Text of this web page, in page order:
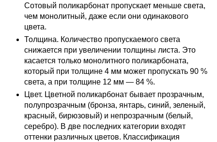
Сотовый поликарбонат пропускает меньше света,
чем монолитный, даже если они одинакового
цвета.
Толщина. Количество пропускаемого света
снижается при увеличении толщины листа. Это
касается только монолитного поликарбоната,
который при толщине 4 мм может пропускать 90 %
света, а при толщине 12 мм — 84 %.
Цвет. Цветной поликарбонат бывает прозрачным,
полупрозрачным (бронза, янтарь, синий, зеленый,
красный, бирюзовый) и непрозрачным (белый,
серебро). В две последних категории входят
оттенки различных цветов. Классификация